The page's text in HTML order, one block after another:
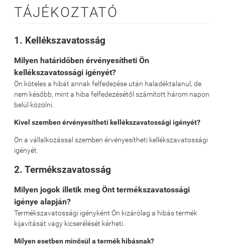
TÁJÉKOZTATÓ
1. Kellékszavatosság
Milyen határidőben érvényesítheti Ön
kellékszavatossági igényét?
Ön köteles a hibát annak felfedezése után haladéktalanul, de
nem később, mint a hiba felfedezésétől számított három napon
belül közölni.
Kivel szemben érvényesítheti kellékszavatossági igényét?
Ön a vállalkozással szemben érvényesítheti kellékszavatossági
igényét.
2. Termékszavatosság
Milyen jogok illetik meg Önt termékszavatossági
igénye alapján?
Termékszavatossági igényként Ön kizárólag a hibás termék
kijavítását vagy kicserélését kérheti.
Milyen esetben minősül a termék hibásnak?